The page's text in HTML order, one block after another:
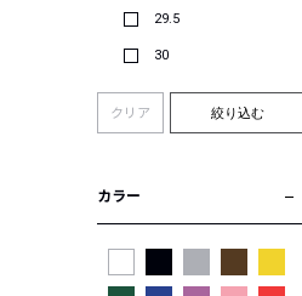
29.5
30
クリア 絞り込む
カラー